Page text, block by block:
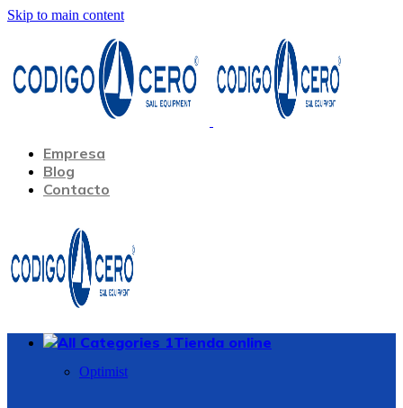
Skip to main content
Empresa
Blog
Contacto
Tienda online
Optimist